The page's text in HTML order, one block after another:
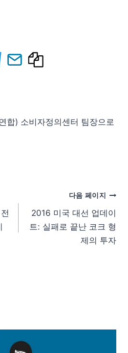
합) 소비자정의센터 팀장으로
다음 페이지
2016 미국 대선 업데이
트: 실패로 끝난 코크 형
제의 투자